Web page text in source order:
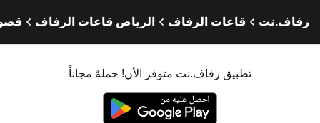
زفاف.نت قاعات الزفاف الرياض قاعات الزفاف
تطبيق زفاف.نت متوفر الأن! حملهٌ مجاناً